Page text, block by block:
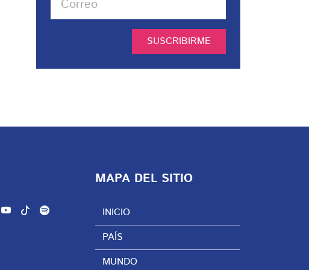
SUSCRIBIRME
MAPA DEL SITIO
INICIO
PAÍS
MUNDO